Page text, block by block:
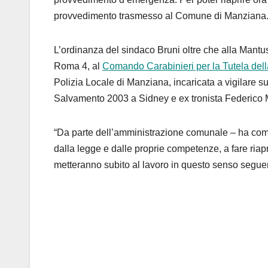
provvedimento trasmesso al Comune di Manziana.
L’ordinanza del sindaco Bruni oltre che alla
Roma 4, al Comando Carabinieri per la Tutela
Polizia Locale di Manziana, incaricata a vigilare
Salvamento 2003 a Sidney e ex tronista Federico
“Da parte dell’amministrazione comunale – ha
dalla legge e dalle proprie competenze, a fare
metteranno subito al lavoro in questo senso